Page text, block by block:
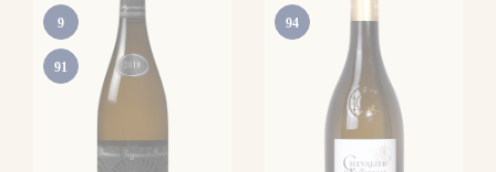
9
91
94